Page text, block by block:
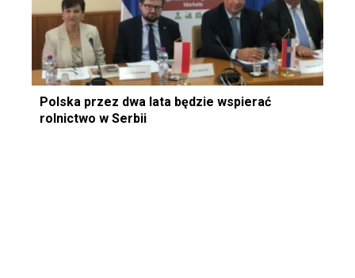
Polska przez dwa lata będzie wspierać
rolnictwo w Serbii